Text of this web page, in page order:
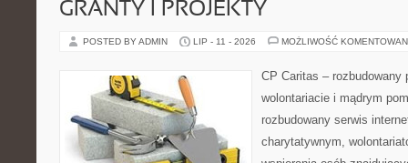
GRANTY I PROJEKTY
POSTED BY ADMIN LIP - 11 - 2026 MOŻLIWOŚĆ
CP Caritas – rozbudowany
wolontariacie i mądrym
rozbudowany serwis
charytatywnym,